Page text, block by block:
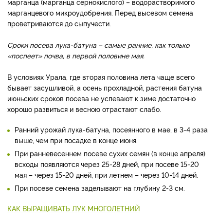
марганцевого микроудобрения. Перед высевом семена
проветриваются до сыпучести.
Сроки посева лука-батуна – самые ранние, как только
«поспеет» почва, в первой половине мая.
В условиях Урала, где вторая половина лета чаще всего
бывает засушливой, а осень прохладной, растения батуна
июньских сроков посева не успевают к зиме достаточно
хорошо развиться и весною отрастают слабо.
Ранний урожай лука-батуна, посеянного в мае, в 3-4 раза
выше, чем при посадке в конце июня.
При ранневесеннем посеве сухих семян (в конце апреля)
всходы появляются через 25-28 дней, при посеве 15-20
мая – через 15-20 дней, при летнем – через 10-14 дней.
При посеве семена заделывают на глубину 2-3 см.
КАК ВЫРАЩИВАТЬ ЛУК МНОГОЛЕТНИЙ